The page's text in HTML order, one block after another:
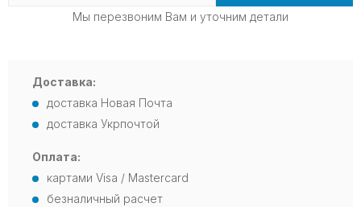
Мы перезвоним Вам и уточним детали
Доставка:
доставка Новая Почта
доставка Укрпочтой
Оплата:
картами Visa / Mastercard
безналичный расчет